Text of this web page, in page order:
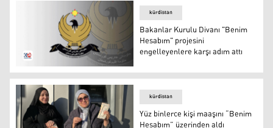
Bakanlar Kurulu Divanı "Benim Hesabım" projesini
kürdistan
Bakanlar Kurulu Divanı "Benim
Hesabım" projesini
engelleyenlere karşı adım attı
kürdistan
Yüz binlerce kişi maaşını “Benim